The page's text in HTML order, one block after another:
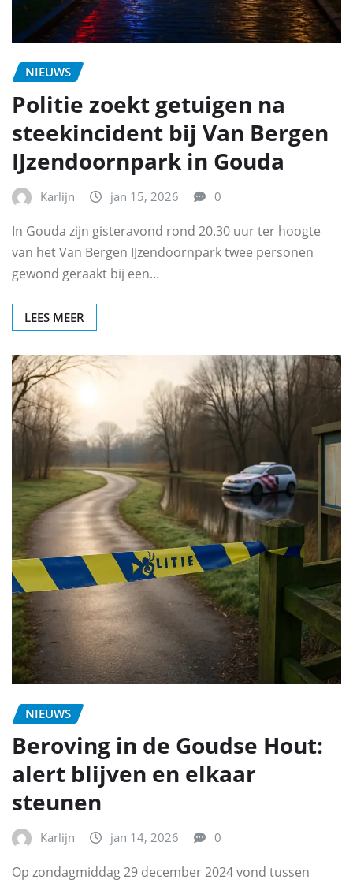
NIEUWS
Politie zoekt getuigen na
steekincident bij Van Bergen
IJzendoornpark in Gouda
Karlijn jan 15, 2026 0
In Gouda zijn gisteravond rond 20.30 uur ter hoogte
van het Van Bergen IJzendoornpark twee personen
gewond geraakt bij een…
LEES MEER
NIEUWS
Beroving in de Goudse Hout:
alert blijven en elkaar
steunen
Karlijn jan 14, 2026 0
Op zondagmiddag 29 december 2024 vond tussen